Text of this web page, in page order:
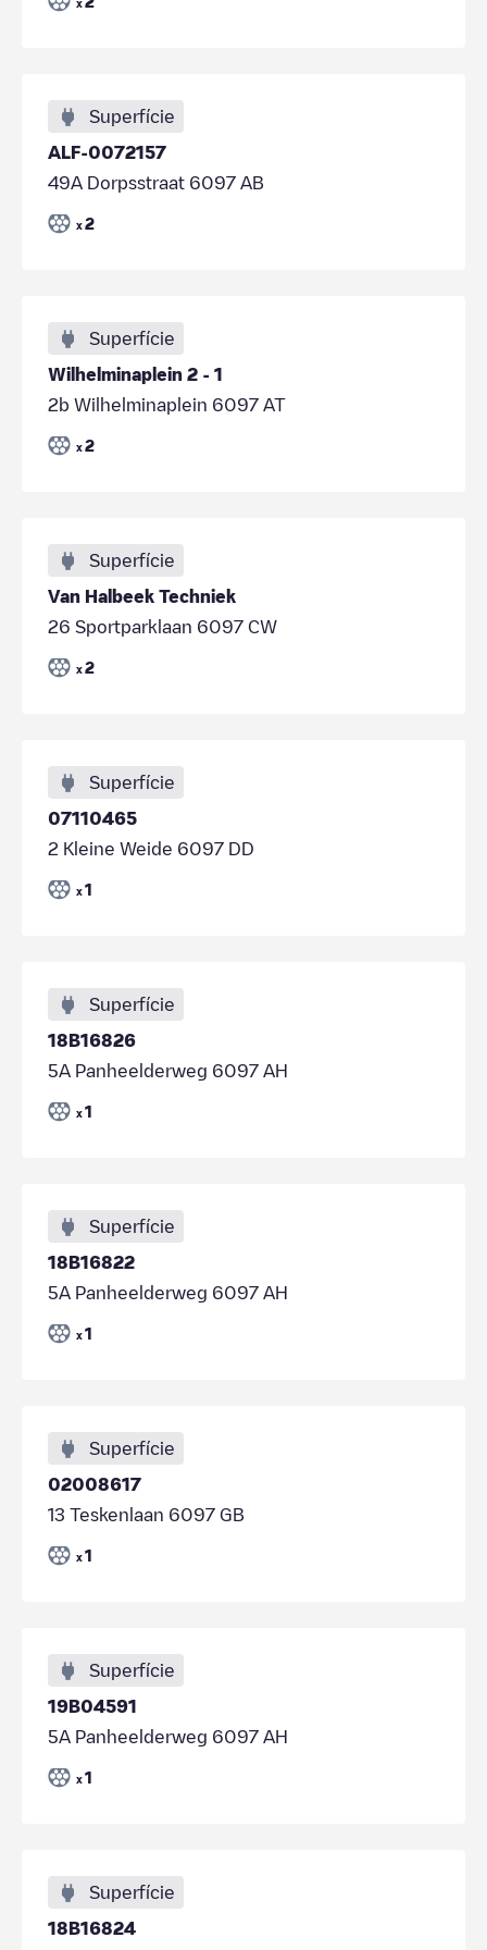
x
Superfície
ALF-0072157
49A Dorpsstraat 6097 AB
x 2
Superfície
Wilhelminaplein 2 - 1
2b Wilhelminaplein 6097 AT
x 2
Superfície
Van Halbeek Techniek
26 Sportparklaan 6097 CW
x 2
Superfície
07110465
2 Kleine Weide 6097 DD
x 1
Superfície
18B16826
5A Panheelderweg 6097 AH
x 1
Superfície
18B16822
5A Panheelderweg 6097 AH
x 1
Superfície
02008617
13 Teskenlaan 6097 GB
x 1
Superfície
19B04591
5A Panheelderweg 6097 AH
x 1
Superfície
18B16824